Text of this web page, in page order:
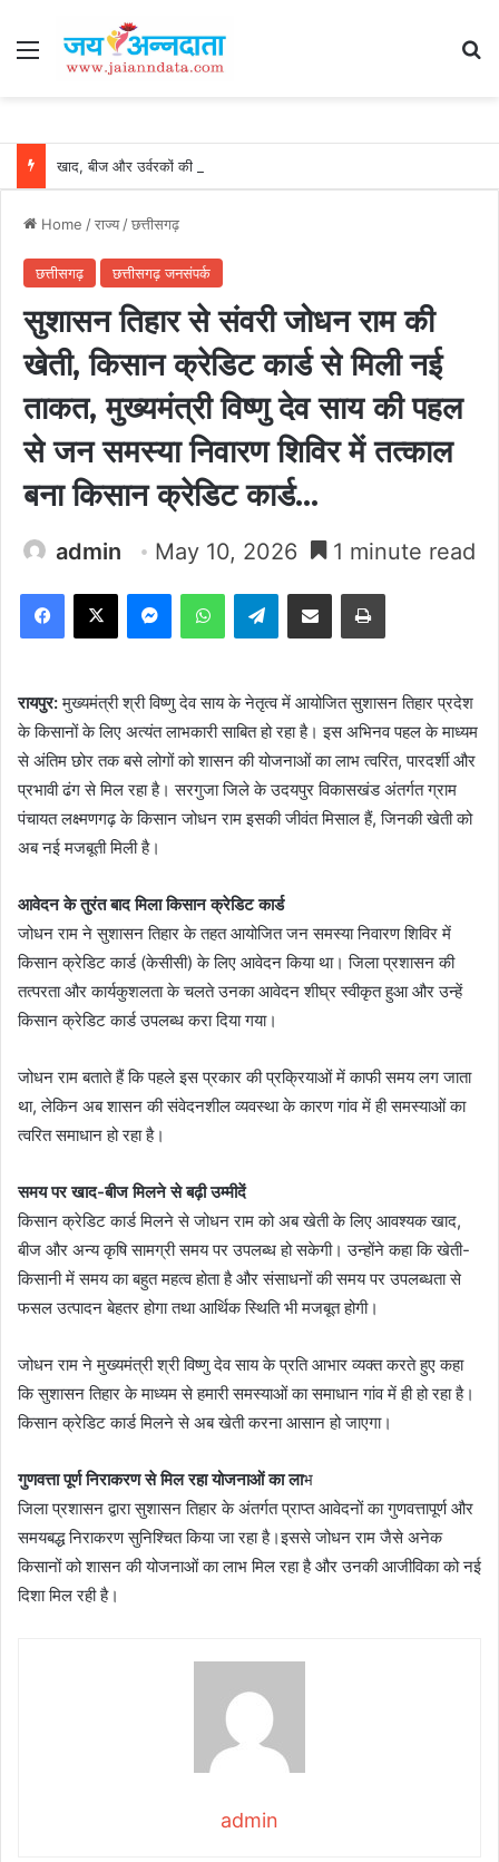
Menu
Home /राज्य/छत्तीसगढ़
छत्तीसगढ़ छत्तीसगढ़ जनसंपर्क
सुशासन तिहार से संवरी जोधन राम की
खेती, किसान क्रेडिट कार्ड से मिली नई
ताकत, मुख्यमंत्री विष्णु देव साय की पहल
से जन समस्या निवारण शिविर में तत्काल
बना किसान क्रेडिट कार्ड…
admin May 10, 2026 1 minute read
Facebook
X MessengerWhatsAppTelegramShare via Email Print
रायपुर:मुख्यमंत्री श्री विष्णु देव साय के नेतृत्व में आयोजित सुशासन तिहार प्रदेश
के किसानों के लिए अत्यंत लाभकारी साबित हो रहा है। इस अभिनव पहल के माध्यम
से अंतिम छोर तक बसे लोगों को शासन की योजनाओं का लाभ त्वरित, पारदर्शी और
प्रभावी ढंग से मिल रहा है। सरगुजा जिले के उदयपुर विकासखंड अंतर्गत ग्राम
पंचायत लक्ष्मणगढ़ के किसान जोधन राम इसकी जीवंत मिसाल हैं, जिनकी खेती को
अब नई मजबूती मिली है।
आवेदन के तुरंत बाद मिला किसान क्रेडिट कार्ड
जोधन राम ने सुशासन तिहार के तहत आयोजित जन समस्या निवारण शिविर में
किसान क्रेडिट कार्ड (केसीसी) के लिए आवेदन किया था। जिला प्रशासन की
तत्परता और कार्यकुशलता के चलते उनका आवेदन शीघ्र स्वीकृत हुआ और उन्हें
किसान क्रेडिट कार्ड उपलब्ध करा दिया गया।
जोधन राम बताते हैं कि पहले इस प्रकार की प्रक्रियाओं में काफी समय लग जाता
था, लेकिन अब शासन की संवेदनशील व्यवस्था के कारण गांव में ही समस्याओं का
त्वरित समाधान हो रहा है।
समय पर खाद-बीज मिलने से बढ़ी उम्मीदें
किसान क्रेडिट कार्ड मिलने से जोधन राम को अब खेती के लिए आवश्यक खाद,
बीज और अन्य कृषि सामग्री समय पर उपलब्ध हो सकेगी। उन्होंने कहा कि खेती-
किसानी में समय का बहुत महत्व होता है और संसाधनों की समय पर उपलब्धता से
फसल उत्पादन बेहतर होगा तथा आर्थिक स्थिति भी मजबूत होगी।
जोधन राम ने मुख्यमंत्री श्री विष्णु देव साय के प्रति आभार व्यक्त करते हुए कहा
कि सुशासन तिहार के माध्यम से हमारी समस्याओं का समाधान गांव में ही हो रहा है।
किसान क्रेडिट कार्ड मिलने से अब खेती करना आसान हो जाएगा।
गुणवत्ता पूर्ण निराकरण से मिल रहा योजनाओं का लाभ
जिला प्रशासन द्वारा सुशासन तिहार के अंतर्गत प्राप्त आवेदनों का गुणवत्तापूर्ण और
समयबद्ध निराकरण सुनिश्चित किया जा रहा है।इससे जोधन राम जैसे अनेक
किसानों को शासन की योजनाओं का लाभ मिल रहा है और उनकी आजीविका को नई
दिशा मिल रही है।
admin